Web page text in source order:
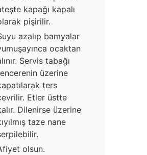
kapağı kapalı
pişirilir.
azalıp bamyalar
ocaktan
Servis tabağı
üzerine
ters
Etler üstte
Dilenirse üzerine
taze nane
olsun.